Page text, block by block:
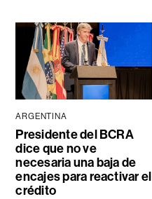
ARGENTINA
Presidente del BCRA
dice que no ve
necesaria una baja de
encajes para reactivar el
crédito